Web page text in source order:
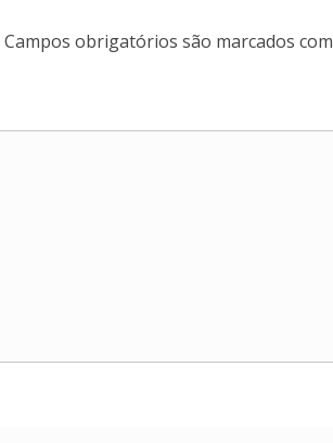
Campos obrigatórios são marcados com